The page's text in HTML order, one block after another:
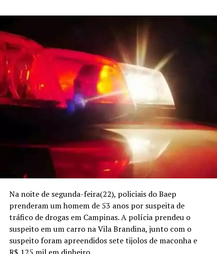
Na noite de segunda-feira(22), policiais do Baep
prenderam um homem de 53 anos por suspeita de
tráfico de drogas em Campinas. A polícia prendeu o
suspeito em um carro na Vila Brandina, junto com o
suspeito foram apreendidos sete tijolos de maconha e